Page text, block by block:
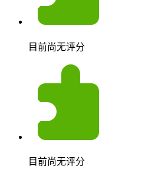
目前尚无评分
目前尚无评分